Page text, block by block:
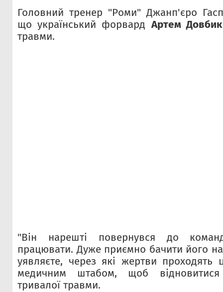
Головний тренер "Роми" Джанп'єро
що український форвард Артем Довбик
травми.
"Він нарешті повернувся до
працювати. Дуже приємно бачити його
уявляєте, через які жертви проходять
медичним штабом, щоб відновитися
тривалої травми.